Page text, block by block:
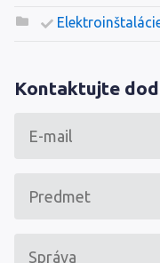
Kontaktujte